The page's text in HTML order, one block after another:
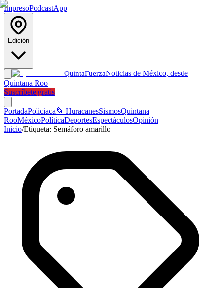
ImpresoPodcastApp
Edición
QuintaFuerzaNoticias de México, desde
Quintana Roo
Suscríbete gratis
PortadaPoliciaca 🌀 HuracanesSismosQuintana
RooMéxicoPolíticaDeportesEspectáculosOpinión
Inicio/Etiqueta: Semáforo amarillo